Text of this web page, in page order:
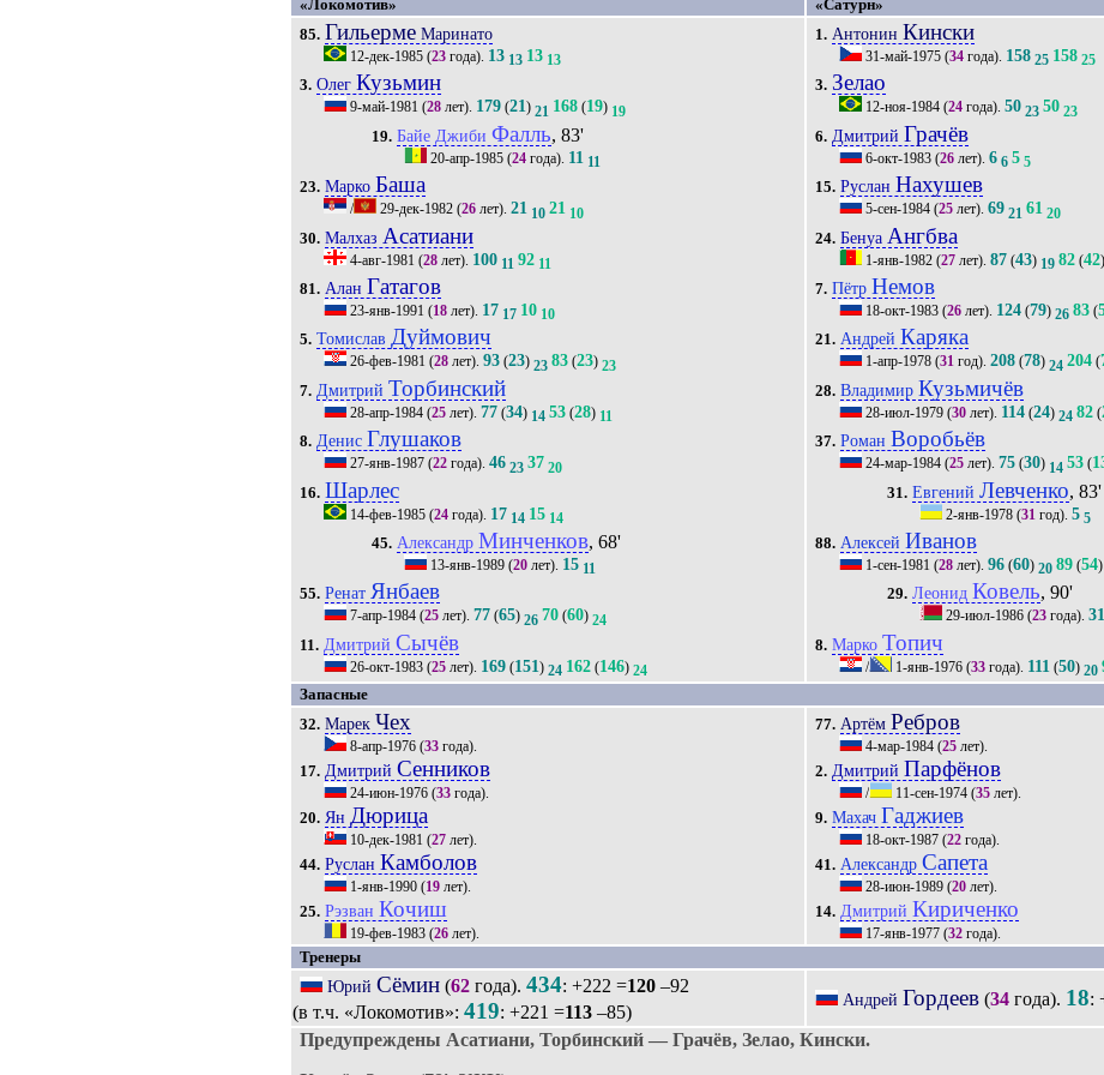
«Локомотив»
«Сатурн»
85. Гильерме Маринато
12-дек-1985 (23 года). 13 13 13 13
3. ОлегКузьмин
9-май-1981 (28 лет). 179 (21) 21 168 (19) 19
19. Байе ДжибиФалль, 83'
20-апр-1985(24года). 11 11
23. Марко Баша
/ 29-дек-1982 (26 лет).21 10 21 10
30. Малхаз Асатиани
4-авг-1981 (28 лет). 100 11 92 11
81. Алан Гатагов
23-янв-1991 (18 лет). 17 17 10 10
5. ТомиславДуймович
26-фев-1981 (28 лет).93 (23) 23 83 (23) 23
7. ДмитрийТорбинский
28-апр-1984 (25 лет).77 (34) 14 53 (28) 11
8. Денис Глушаков
27-янв-1987 (22 года).46 23 37 20
16. Шарлес
14-фев-1985 (24 года). 17 14 15 14
45. Александр Минченков, 68'
13-янв-1989(20лет). 15 11
55. РенатЯнбаев
7-апр-1984 (25 лет).77 (65) 26 70 (60) 24
11. ДмитрийСычёв
26-окт-1983 (25 лет). 169 (151) 24 162 (146) 24
1. Антонин Кински
31-май-1975 (34 года). 158 25 158 25
3. Зелао
12-ноя-1984 (24 года).50 23 50 23
6. Дмитрий Грачёв
6-окт-1983 (26 лет).6 6 5 5
15. Руслан Нахушев
5-сен-1984 (25 лет).69 21 61 20
24. Бенуа Ангбва
1-янв-1982 (27 лет).87 (43) 19 82 (42)
7. Пётр Немов
18-окт-1983 (26 лет). 124 (79) 26 83 (
21. АндрейКаряка
1-апр-1978 (31 год).208 (78) 24 204 (
28. Владимир Кузьмичёв
28-июл-1979 (30 лет). 114 (24) 24 82 (
37. Роман Воробьёв
24-мар-1984 (25 лет).75 (30) 14 53 (
31. ЕвгенийЛевченко, 83'
2-янв-1978(31 год). 5 5
88. Алексей Иванов
1-сен-1981 (28 лет).96 (60) 20 89 (54)
29. ЛеонидКовель, 90'
29-июл-1986(23года). 31
8. МаркоТопич
/ 1-янв-1976 (33 года). 111 (50) 20
Запасные
32. Марек Чех
8-апр-1976 (33 года).
17. ДмитрийСенников
24-июн-1976 (33 года).
20. Ян Дюрица
10-дек-1981 (27 лет).
44. Руслан Камболов
1-янв-1990 (19 лет).
25. Рэзван Кочиш
19-фев-1983 (26 лет).
77. Артём Ребров
4-мар-1984 (25 лет).
2. Дмитрий Парфёнов
/ 11-сен-1974 (35 лет).
9. Махач Гаджиев
18-окт-1987 (22 года).
41. АлександрСапета
28-июн-1989 (20 лет).
14. Дмитрий Кириченко
17-янв-1977 (32 года).
Тренеры
ЮрийСёмин (62 года).434: +222 =120 –92
(в т.ч. «Локомотив»: 419: +221 =113–85)
Андрей Гордеев (34 года). 18:
Предупреждены Асатиани, Торбинский — Грачёв, Зелао, Кински.